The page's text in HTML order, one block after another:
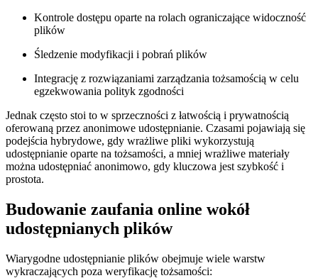
Kontrole dostępu oparte na rolach ograniczające widoczność
plików
Śledzenie modyfikacji i pobrań plików
Integrację z rozwiązaniami zarządzania tożsamością w celu
egzekwowania polityk zgodności
Jednak często stoi to w sprzeczności z łatwością i prywatnością
oferowaną przez anonimowe udostępnianie. Czasami pojawiają się
podejścia hybrydowe, gdy wrażliwe pliki wykorzystują
udostępnianie oparte na tożsamości, a mniej wrażliwe materiały
można udostępniać anonimowo, gdy kluczowa jest szybkość i
prostota.
Budowanie zaufania online wokół
udostępnianych plików
Wiarygodne udostępnianie plików obejmuje wiele warstw
wykraczających poza weryfikację tożsamości: